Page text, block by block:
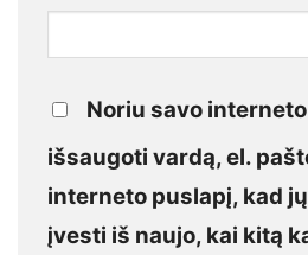
Noriu savo
išsaugoti vardą, el.
interneto puslapį, kad
įvesti iš naujo, kai kitą